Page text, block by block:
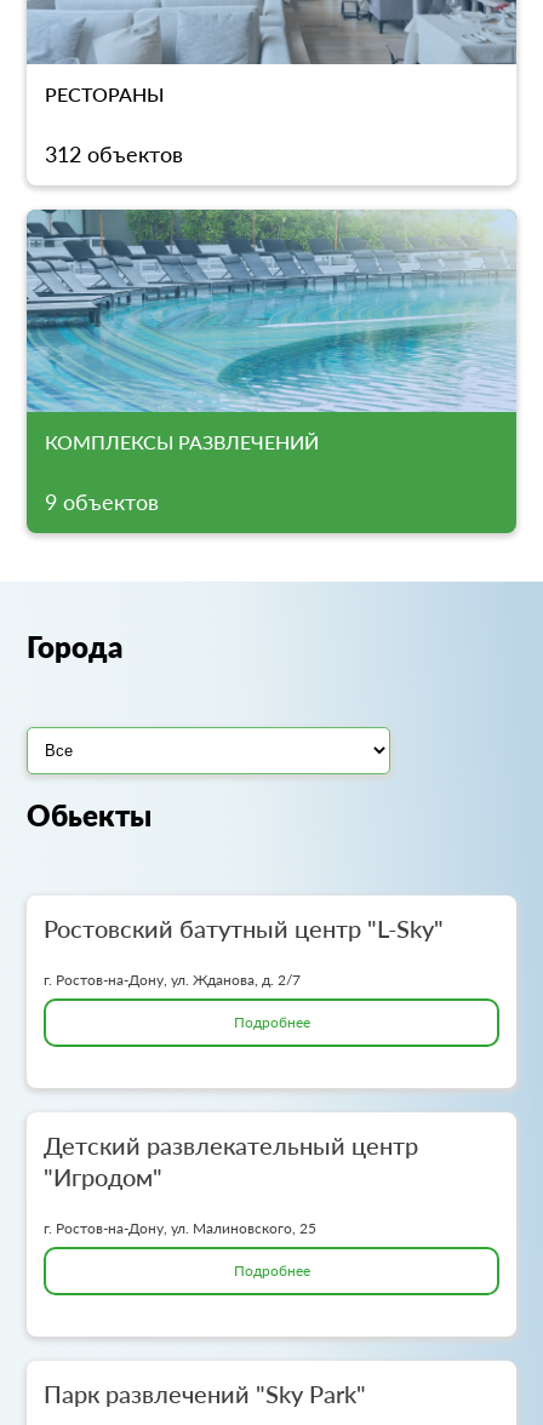
РЕСТОРАНЫ
312 объектов
КОМПЛЕКСЫ РАЗВЛЕЧЕНИЙ
9 объектов
Города
Обьекты
Ростовский батутный центр "L-Sky"
г. Ростов-на-Дону, ул. Жданова, д. 2/7
Подробнее
Детский развлекательный центр
"Игродом"
г. Ростов-на-Дону, ул. Малиновского, 25
Подробнее
Парк развлечений "Sky Park"